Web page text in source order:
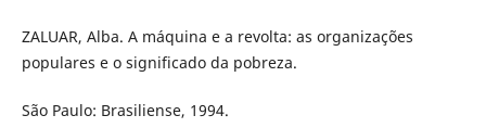
ZALUAR, Alba. A máquina e a revolta: as organizações
populares e o significado da pobreza.
São Paulo: Brasiliense, 1994.